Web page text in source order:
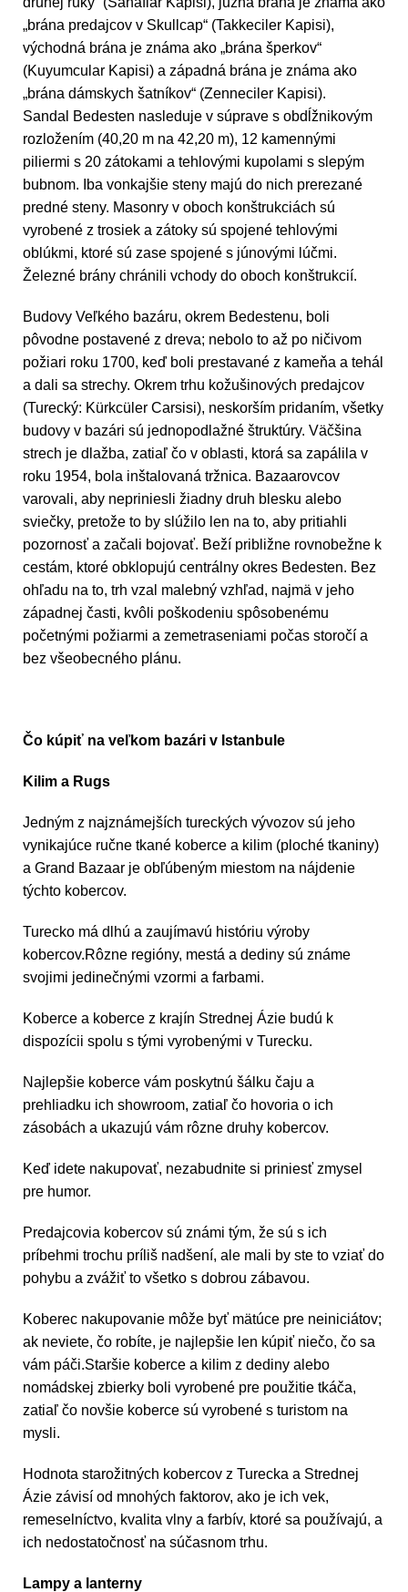
„brána predajcov v Skullcap“ (Takkeciler Kapisi),
východná brána je známa ako „brána šperkov“
(Kuyumcular Kapisi) a západná brána je známa ako
„brána dámskych šatníkov“ (Zenneciler Kapisi).
Sandal Bedesten nasleduje v súprave s obdĺžnikovým
rozložením (40,20 m na 42,20 m), 12 kamennými
piliermi s 20 zátokami a tehlovými kupolami s slepým
bubnom. Iba vonkajšie steny majú do nich prerezané
predné steny. Masonry v oboch konštrukciách sú
vyrobené z trosiek a zátoky sú spojené tehlovými
oblúkmi, ktoré sú zase spojené s júnovými lúčmi.
Železné brány chránili vchody do oboch konštrukcií.
Budovy Veľkého bazáru, okrem Bedestenu, boli
pôvodne postavené z dreva; nebolo to až po ničivom
požiari roku 1700, keď boli prestavané z kameňa a tehál
a dali sa strechy. Okrem trhu kožušinových predajcov
(Turecký: Kürkcüler Carsisi), neskorším pridaním, všetky
budovy v bazári sú jednopodlažné štruktúry. Väčšina
strech je dlažba, zatiaľ čo v oblasti, ktorá sa zapálila v
roku 1954, bola inštalovaná tržnica. Bazaarovcov
varovali, aby nepriniesli žiadny druh blesku alebo
sviečky, pretože to by slúžilo len na to, aby pritiahli
pozornosť a začali bojovať. Beží približne rovnobežne k
cestám, ktoré obklopujú centrálny okres Bedesten. Bez
ohľadu na to, trh vzal malebný vzhľad, najmä v jeho
západnej časti, kvôli poškodeniu spôsobenému
početnými požiarmi a zemetraseniami počas storočí a
bez všeobecného plánu.
Čo kúpiť na veľkom bazári v Istanbule
Kilim a Rugs
Jedným z najznámejších tureckých vývozov sú jeho
vynikajúce ručne tkané koberce a kilim (ploché tkaniny)
a Grand Bazaar je obľúbeným miestom na nájdenie
týchto kobercov.
Turecko má dlhú a zaujímavú históriu výroby
kobercov.Rôzne regióny, mestá a dediny sú známe
svojimi jedinečnými vzormi a farbami.
Koberce a koberce z krajín Strednej Ázie budú k
dispozícii spolu s tými vyrobenými v Turecku.
Najlepšie koberce vám poskytnú šálku čaju a
prehliadku ich showroom, zatiaľ čo hovoria o ich
zásobách a ukazujú vám rôzne druhy kobercov.
Keď idete nakupovať, nezabudnite si priniesť zmysel
pre humor.
Predajcovia kobercov sú známi tým, že sú s ich
príbehmi trochu príliš nadšení, ale mali by ste to vziať do
pohybu a zvážiť to všetko s dobrou zábavou.
Koberec nakupovanie môže byť mätúce pre neiniciátov;
ak neviete, čo robíte, je najlepšie len kúpiť niečo, čo sa
vám páči.Staršie koberce a kilim z dediny alebo
nomádskej zbierky boli vyrobené pre použitie tkáča,
zatiaľ čo novšie koberce sú vyrobené s turistom na
mysli.
Hodnota starožitných kobercov z Turecka a Strednej
Ázie závisí od mnohých faktorov, ako je ich vek,
remeselníctvo, kvalita vlny a farbív, ktoré sa používajú, a
ich nedostatočnosť na súčasnom trhu.
Lampy a lanterny